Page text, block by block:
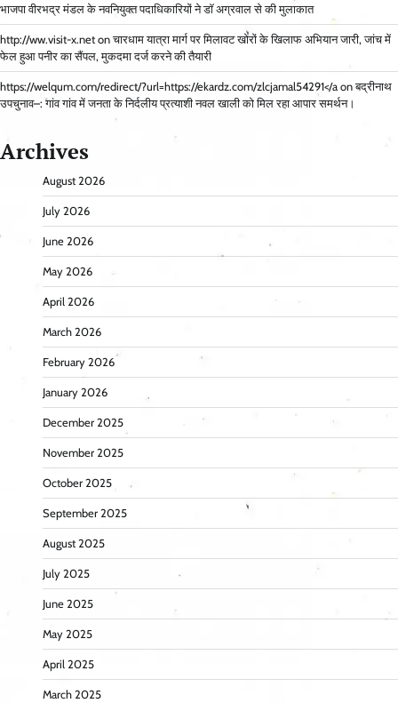
भाजपा वीरभद्र मंडल के नवनियुक्त पदाधिकारियों ने डॉ अग्रवाल से की मुलाकात
http://ww.visit-x.net onचारधाम यात्रा मार्ग पर मिलावट खोरों के खिलाफ अभियान जारी, जांच में
फेल हुआ पनीर का सैंपल, मुकदमा दर्ज करने की तैयारी
https://welqum.com/redirect/?url=https://ekardz.com/zlcjamal54291</a onबद्रीनाथ
उपचुनाव–: गांव गांव में जनता के निर्दलीय प्रत्याशी नवल खाली को मिल रहा आपार समर्थन।
Archives
August 2026
July 2026
June 2026
May 2026
April 2026
March 2026
February 2026
January 2026
December 2025
November 2025
October 2025
September 2025
August 2025
July 2025
June 2025
May 2025
April 2025
March 2025